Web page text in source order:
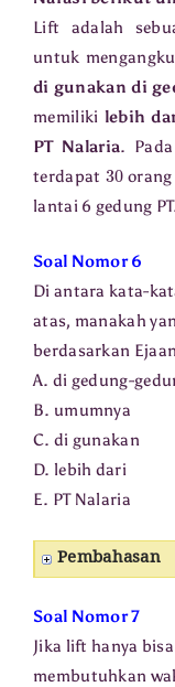
Lift adalah
untuk
di gunakan di
memiliki lebih
PT Nalaria.
terdapat 30orang
lantai 6 gedung
Soal Nomor 6
Di antara kata-
atas, manakah
berdasarkan
A. di gedung-
B. umumnya
C. di gunakan
D. lebih dari
E. PT Nalaria
Pembahasan
Soal Nomor 7
Jika lift hanya
membutuhkan